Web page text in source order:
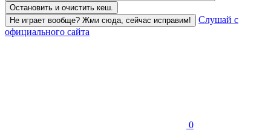
Остановить и очистить кеш.
Не играет вообще? Жми сюда, сейчас исправим!
Слушай с
официального сайта
0